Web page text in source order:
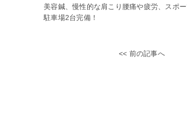
美容鍼、慢性的な肩こり腰痛や疲労、スポ
駐車場2台完備！
<< 前の記事へ